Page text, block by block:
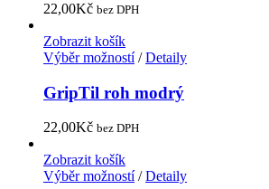
22,00Kč bez DPH
Zobrazit košík
Výběr možností/ Detaily
GripTil roh modrý
22,00Kč bez DPH
Zobrazit košík
Výběr možností / Detaily